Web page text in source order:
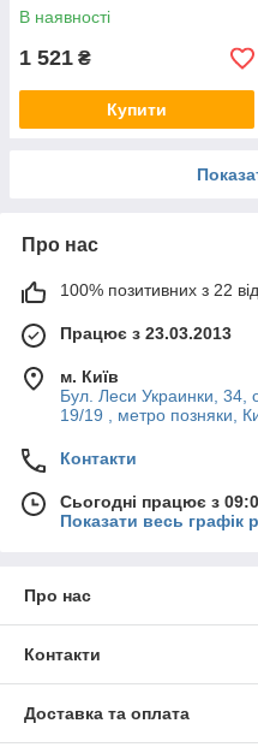
В наявності
1 521 ₴
Купити
Про нас
100% позитивних з 22
Працює з 23.03.2013
м. Київ
Бул. Леси Украинки, 34,
19/19 , метро позняки,
Контакти
Сьогодні працює з
Показати весь графік
Про нас
Контакти
Доставка та оплата